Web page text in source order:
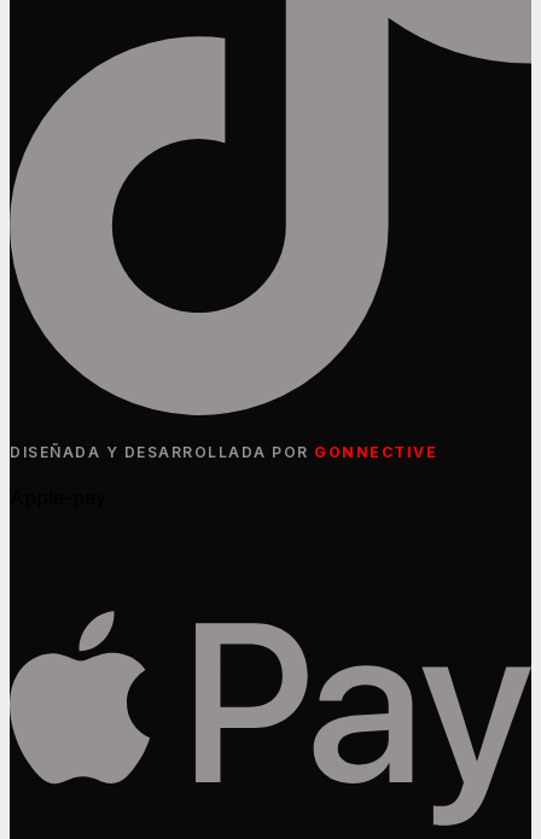
DISEÑADA Y DESARROLLADA POR GONNECTIVE